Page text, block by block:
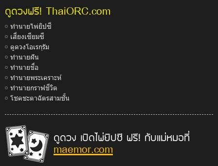
ดูดวงฟรี! ThaiORC.com
ทำนายไพ่ยิปซี
เสี่ยงเซียมซี
ดูดวงโอเรกุรัม
ทำนายฝัน
ทำนายชื่อ
ทำนายพระเคราะห์
ทำนายกราฟชีวิต
โชคชะตาฉัตรสามชั้น
ดูดวง เปิดไพ่ยิปซี ฟรี! กับแม่หมอที่
maemor.com